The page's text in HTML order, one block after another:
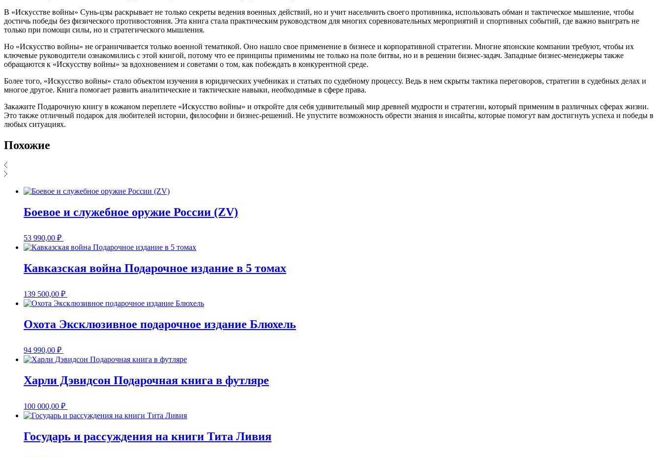
В «Искусстве войны» Сунь-цзы раскрывает не только секреты ведения военных действий, но и учит насельчить своего противника, использовать обман и тактическое мышление, чтобы
достичь победы без физического противостояния. Эта книга стала практическим руководством для многих соревновательных мероприятий и спортивных событий, где важно выиграть не
только при помощи силы, но и стратегического мышления.
Но «Искусство войны» не ограничивается только военной тематикой. Оно нашло свое применение в бизнесе и корпоративной стратегии. Многие японские компании требуют, чтобы их
ключевые руководители ознакомились с этой книгой, потому что ее принципы применимы не только на поле битвы, но и в решении бизнес-задач. Западные бизнес-менеджеры также
обращаются к «Искусству войны» за вдохновением и советами о том, как побеждать в конкурентной среде.
Более того, «Искусство войны» стало объектом изучения в юридических учебниках и статьях по судебному процессу. Ведь в нем скрыты тактика переговоров, стратегии в судебных делах и
многое другое. Книга помогает развить аналитические и тактические навыки, необходимые в сфере права.
Закажите Подарочную книгу в кожаном переплете «Искусство войны» и откройте для себя удивительный мир древней мудрости и стратегии, который применим в различных сферах жизни.
Это также отличный подарок для любителей истории, философии и бизнес-решений. Не упустите возможность обрести знания и инсайты, которые помогут вам достигнуть успеха и победы в
любых ситуациях.
Похожие
Боевое и служебное оружие России (ZV)
53 990,00 ₽
Кавказская война Подарочное издание в 5 томах
139 500,00 ₽
Охота Эксклюзивное подарочное издание Блюхель
94 990,00 ₽
Харли Дэвидсон Подарочная книга в футляре
100 000,00 ₽
Государь и рассуждения на книги Тита Ливия